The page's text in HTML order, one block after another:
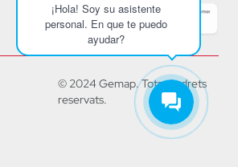
¡Hola! Soy su asistente
personal. En que te puedo
ayudar?
© 2024 Gemap. Tots els drets
reservats.